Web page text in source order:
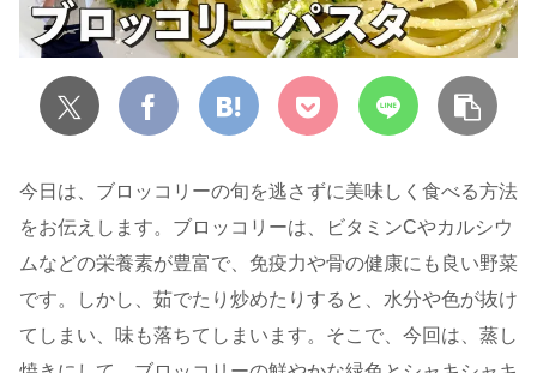
今日は、ブロッコリーの旬を逃さずに美味しく食べる方法
をお伝えします。ブロッコリーは、ビタミンCやカルシウ
ムなどの栄養素が豊富で、免疫力や骨の健康にも良い野菜
です。しかし、茹でたり炒めたりすると、水分や色が抜け
てしまい、味も落ちてしまいます。そこで、今回は、蒸し